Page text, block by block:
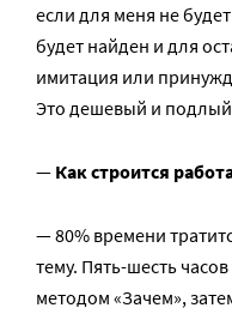
если для меня не
будет найден и для
имитация или
Это дешевый и
— Как строится
— 80% времени
тему. Пять-шесть
методом «Зачем»,